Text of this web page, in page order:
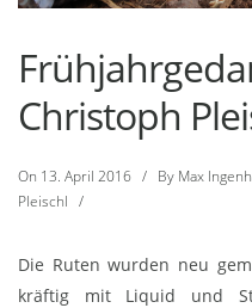
Christoph
On 13. April 2016 / By Max
Pleischl /
Die Ruten wurden neu
kräftig mit Liquid und